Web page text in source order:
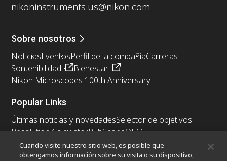
nikoninstruments.us@nikon.com
Sobre nosotros
NoticiasEventosPerfil de la compañíaCarreras
Sontenibilidad
Bienestar
Nikon Microscopes 100th Anniversary
Popular Links
Últimas noticias y novedadesSelector de objetivos
Resolution CalculatorPubScopeOEM
Nikon Small World
MicroscopyU
Cuando visite nuestro sitio web, es posible que
obtengamos información sobre su visita o su dispositivo,